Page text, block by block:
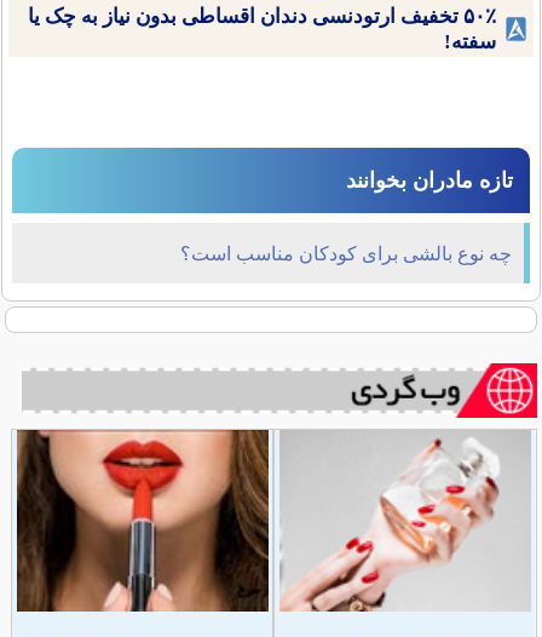
۵۰٪ تخفیف ارتودنسی دندان اقساطی بدون نیاز به چک یا
سفته!
تازه مادران بخوانند
چه نوع بالشی برای کودکان مناسب است؟